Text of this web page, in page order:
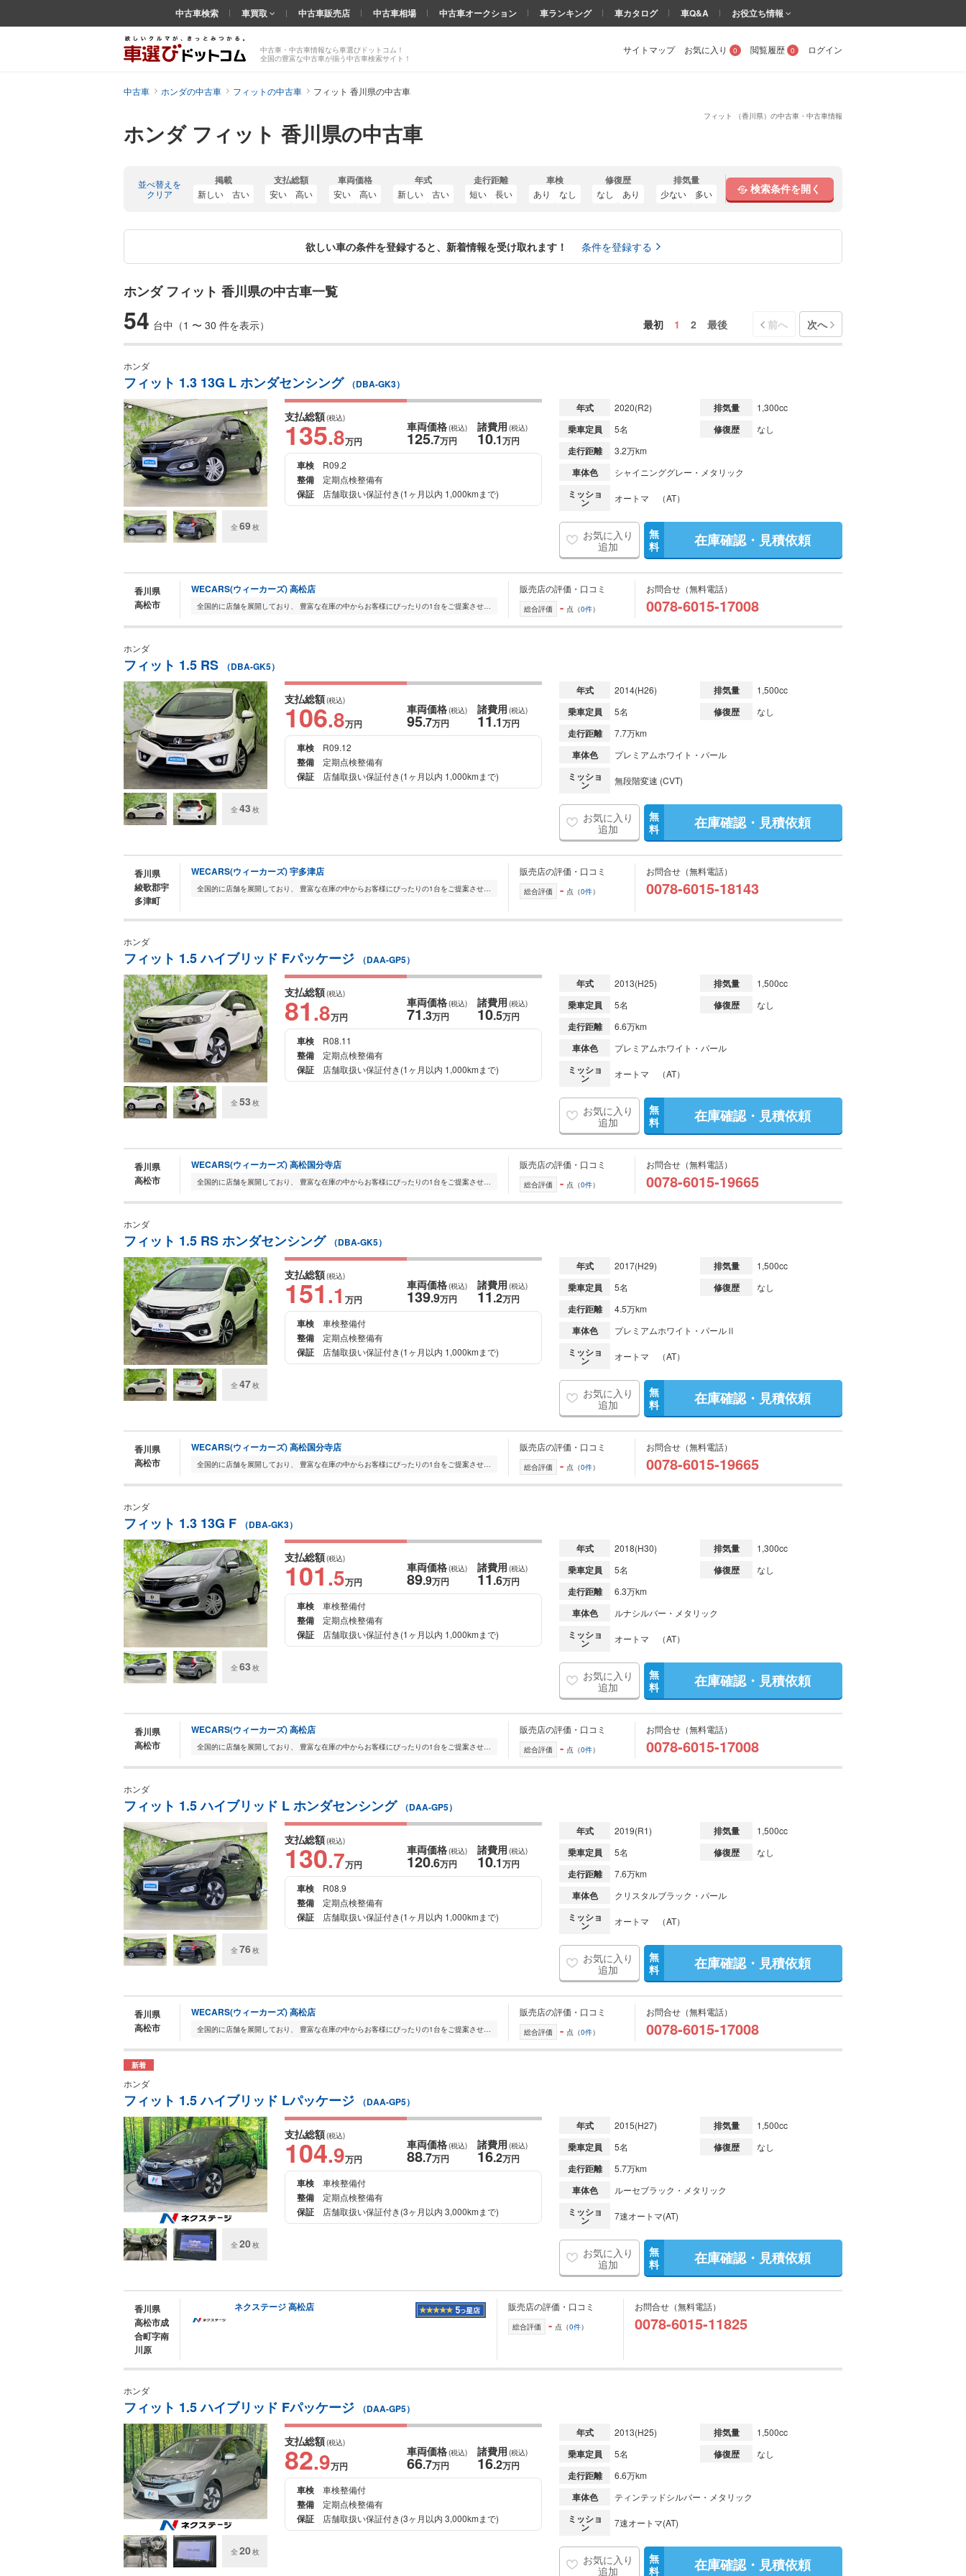
フィット （香川県）の中古車・中古車情報
ホンダ フィット 香川県の中古車
中古車・中古車情報なら車選びドットコム！
全国の豊富な中古車が揃う中古車検索サイト！
サイトマップ お気に入り 0 閲覧履歴 0 ログイン
中古車検索 車買取 中古車販売店 中古車相場 中古車オークション 車ランキング 車カタログ 車Q&A お役立ち情報
中古車 ホンダの中古車 フィットの中古車 フィット 香川県の中古車
並べ替えを
クリア
掲載
新しい 古い
支払総額
安い 高い
車両価格
安い 高い
年式
新しい 古い
走行距離
短い 長い
車検
あり なし
修復歴
なし あり
排気量
少ない 多い 検索条件を開く
欲しい車の条件を登録すると、新着情報を受け取れます！ 条件を登録する
ホンダ フィット 香川県の中古車一覧
54 台中（1 〜 30 件を表示） 最初 1 2 最後 前へ 次へ
ホンダ
フィット 1.3 13G L ホンダセンシング （DBA-GK3）
全 69枚
支払総額(税込)
135.8万円
車両価格(税込)
125.7万円
諸費用 (税込)
10.1万円
車検
R09.2
整備 定期点検整備有
保証 店舗取扱い保証付き(1ヶ月以内 1,000kmまで)
年式 2020(R2) 排気量 1,300cc
乗車定員 5名 修復歴 なし
走行距離 3.2万km
車体色 シャイニンググレー・メタリック
ミッショ
ン オートマ （AT）
お気に入り
追加
無
料
在庫確認・見積依頼
香川県
高松市
WECARS(ウィーカーズ) 高松店
全国的に店舗を展開しており、 豊富な在庫の中からお客様にぴったりの1台をご提案させていただきます。 国産車から輸入車まで幅広く取り扱っており、 登録済未使用車や...
販売店の評価・口コミ
総合評価 - 点（0件）
お問合せ（無料電話）
0078-6015-17008
ホンダ
フィット 1.5 RS （DBA-GK5）
全 43 枚
支払総額(税込)
106.8万円
車両価格(税込)
95.7万円
諸費用 (税込)
11.1万円
車検
R09.12
整備 定期点検整備有
保証 店舗取扱い保証付き(1ヶ月以内 1,000kmまで)
年式 2014(H26) 排気量 1,500cc
乗車定員 5名 修復歴 なし
走行距離 7.7万km
車体色 プレミアムホワイト・パール
ミッショ
ン 無段階変速 (CVT)
お気に入り
追加
無
料
在庫確認・見積依頼
香川県
綾歌郡宇
多津町
WECARS(ウィーカーズ) 宇多津店
全国的に店舗を展開しており、 豊富な在庫の中からお客様にぴったりの1台をご提案させていただきます。 国産車から輸入車まで幅広く取り扱っており、 登録済未使用車や...
販売店の評価・口コミ
総合評価 - 点（0件）
お問合せ（無料電話）
0078-6015-18143
ホンダ
フィット 1.5 ハイブリッド Fパッケージ （DAA-GP5）
全 53 枚
支払総額(税込)
81.8万円
車両価格(税込)
71.3万円
諸費用 (税込)
10.5万円
車検
R08.11
整備 定期点検整備有
保証 店舗取扱い保証付き(1ヶ月以内 1,000kmまで)
年式 2013(H25) 排気量 1,500cc
乗車定員 5名 修復歴 なし
走行距離 6.6万km
車体色 プレミアムホワイト・パール
ミッショ
ン オートマ （AT）
お気に入り
追加
無
料
在庫確認・見積依頼
香川県
高松市
WECARS(ウィーカーズ) 高松国分寺店
全国的に店舗を展開しており、 豊富な在庫の中からお客様にぴったりの1台をご提案させていただきます。 国産車から輸入車まで幅広く取り扱っており、 登録済未使用車や...
販売店の評価・口コミ
総合評価 - 点（0件）
お問合せ（無料電話）
0078-6015-19665
ホンダ
フィット 1.5 RS ホンダセンシング （DBA-GK5）
全 47枚
支払総額(税込)
151.1 万円
車両価格(税込)
139.9万円
諸費用 (税込)
11.2万円
車検
車検整備付
整備 定期点検整備有
保証 店舗取扱い保証付き(1ヶ月以内 1,000kmまで)
年式 2017(H29) 排気量 1,500cc
乗車定員 5名 修復歴 なし
走行距離 4.5万km
車体色 プレミアムホワイト・パールⅡ
ミッショ
ン オートマ （AT）
お気に入り
追加
無
料
在庫確認・見積依頼
香川県
高松市
WECARS(ウィーカーズ) 高松国分寺店
全国的に店舗を展開しており、 豊富な在庫の中からお客様にぴったりの1台をご提案させていただきます。 国産車から輸入車まで幅広く取り扱っており、 登録済未使用車や...
販売店の評価・口コミ
総合評価 - 点（0件）
お問合せ（無料電話）
0078-6015-19665
ホンダ
フィット 1.3 13G F （DBA-GK3）
全 63 枚
支払総額(税込)
101.5万円
車両価格(税込)
89.9万円
諸費用 (税込)
11.6万円
車検
車検整備付
整備 定期点検整備有
保証 店舗取扱い保証付き(1ヶ月以内 1,000kmまで)
年式 2018(H30) 排気量 1,300cc
乗車定員 5名 修復歴 なし
走行距離 6.3万km
車体色 ルナシルバー・メタリック
ミッショ
ン オートマ （AT）
お気に入り
追加
無
料
在庫確認・見積依頼
香川県
高松市
WECARS(ウィーカーズ) 高松店
全国的に店舗を展開しており、 豊富な在庫の中からお客様にぴったりの1台をご提案させていただきます。 国産車から輸入車まで幅広く取り扱っており、 登録済未使用車や...
販売店の評価・口コミ
総合評価 - 点（0件）
お問合せ（無料電話）
0078-6015-17008
ホンダ
フィット 1.5 ハイブリッド L ホンダセンシング （DAA-GP5）
全 76枚
支払総額(税込)
130.7万円
車両価格(税込)
120.6万円
諸費用 (税込)
10.1万円
車検
R08.9
整備 定期点検整備有
保証 店舗取扱い保証付き(1ヶ月以内 1,000kmまで)
年式 2019(R1) 排気量 1,500cc
乗車定員 5名 修復歴 なし
走行距離 7.6万km
車体色 クリスタルブラック・パール
ミッショ
ン オートマ （AT）
お気に入り
追加
無
料
在庫確認・見積依頼
香川県
高松市
WECARS(ウィーカーズ) 高松店
全国的に店舗を展開しており、 豊富な在庫の中からお客様にぴったりの1台をご提案させていただきます。 国産車から輸入車まで幅広く取り扱っており、 登録済未使用車や...
販売店の評価・口コミ
総合評価 - 点（0件）
お問合せ（無料電話）
0078-6015-17008
新着
ホンダ
フィット 1.5 ハイブリッド Lパッケージ （DAA-GP5）
全 20枚
支払総額(税込)
104.9万円
車両価格(税込)
88.7万円
諸費用 (税込)
16.2万円
車検
車検整備付
整備 定期点検整備有
保証 店舗取扱い保証付き(3ヶ月以内 3,000kmまで)
年式 2015(H27) 排気量 1,500cc
乗車定員 5名 修復歴 なし
走行距離 5.7万km
車体色 ルーセブラック・メタリック
ミッショ
ン 7速オートマ(AT)
お気に入り
追加
無
料
在庫確認・見積依頼
香川県
高松市成
合町字南
川原
ネクステージ 高松店 販売店の評価・口コミ
総合評価 - 点（0件）
お問合せ（無料電話）
0078-6015-11825
ホンダ
フィット 1.5 ハイブリッド Fパッケージ （DAA-GP5）
全 20枚
支払総額(税込)
82.9万円
車両価格(税込)
66.7万円
諸費用 (税込)
16.2万円
車検
車検整備付
整備 定期点検整備有
保証 店舗取扱い保証付き(3ヶ月以内 3,000kmまで)
年式 2013(H25) 排気量 1,500cc
乗車定員 5名 修復歴 なし
走行距離 6.6万km
車体色 ティンテッドシルバー・メタリック
ミッショ
ン 7速オートマ(AT)
お気に入り
追加
無
料
在庫確認・見積依頼